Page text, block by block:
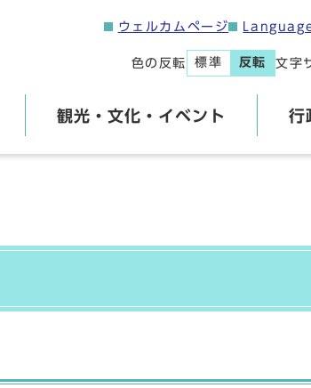
ウェルカムページ
色の反転 標準 反転 文字
観光・文化・イベント 行